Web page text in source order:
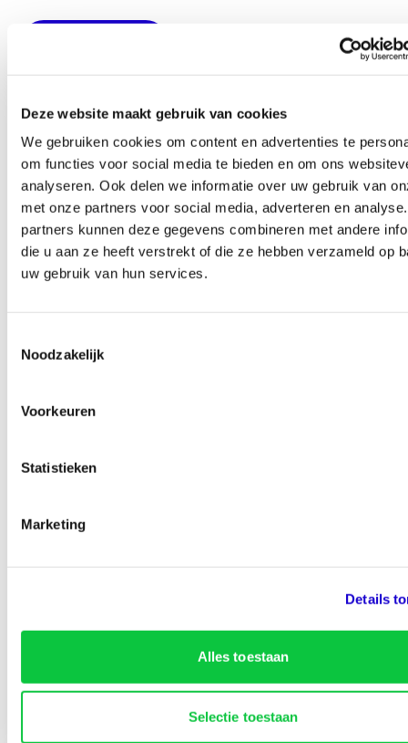
Deze website maakt gebruik van cookies
We gebruiken cookies om content en advertenties te
om functies voor social media te bieden en om ons
analyseren. Ook delen we informatie over uw gebruik van
met onze partners voor social media, adverteren en
partners kunnen deze gegevens combineren met andere
die u aan ze heeft verstrekt of die ze hebben verzameld op
uw gebruik van hun services.
Noodzakelijk
Voorkeuren
Statistieken
Marketing
Details
Alles toestaan
Selectie toestaan
Woudweg 5
3137 KC Vlaardingen
info@nederlandsezouthandel.nl
Deze pagina is 448 keer bezocht.
Tarieven